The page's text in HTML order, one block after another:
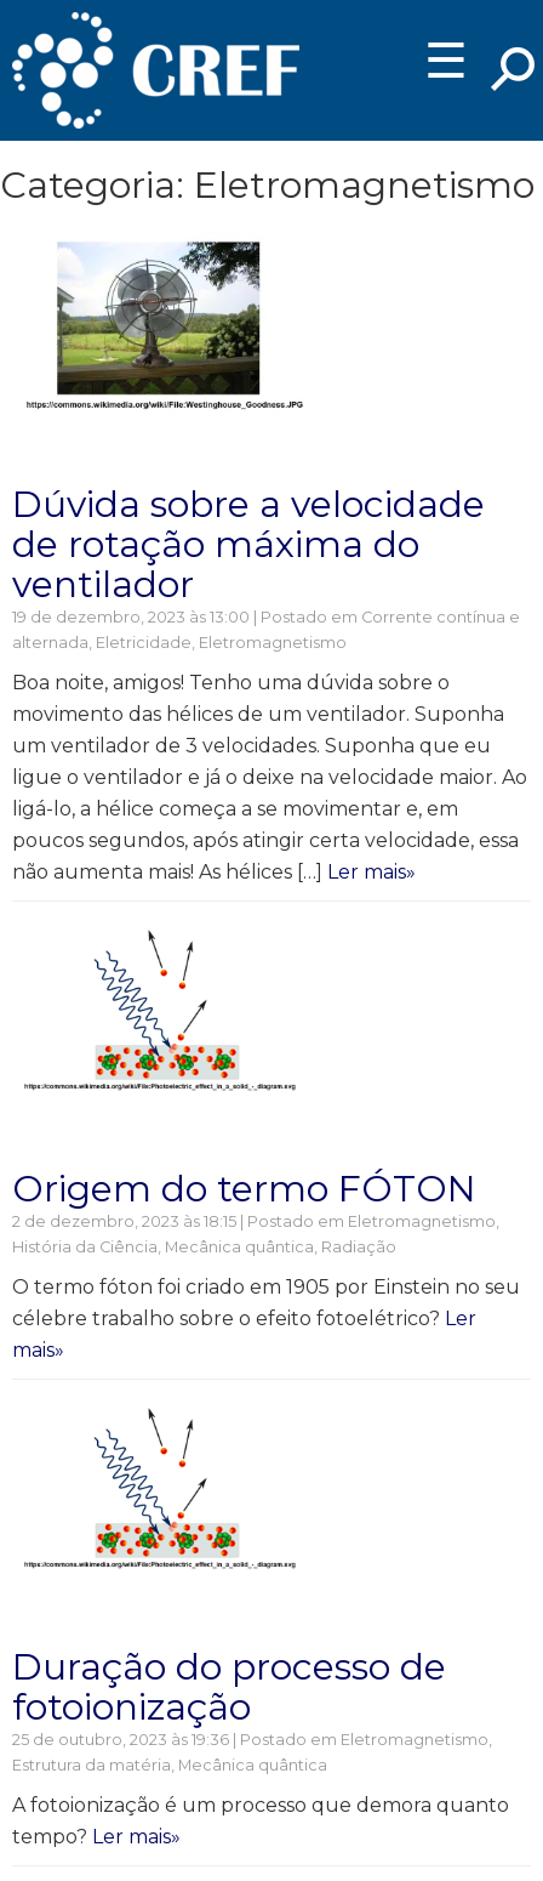
☰
Categoria: Eletromagnetismo
Dúvida sobre a velocidade
de rotação máxima do
ventilador
19 de dezembro, 2023 às 13:00 | Postado em Corrente contínua e
alternada, Eletricidade, Eletromagnetismo
Boa noite, amigos! Tenho uma dúvida sobre o
movimento das hélices de um ventilador. Suponha
um ventilador de 3 velocidades. Suponha que eu
ligue o ventilador e já o deixe na velocidade maior. Ao
ligá-lo, a hélice começa a se movimentar e, em
poucos segundos, após atingir certa velocidade, essa
não aumenta mais! As hélices […] Ler mais»
Origem do termo FÓTON
2 de dezembro, 2023 às 18:15 | Postado em Eletromagnetismo,
História da Ciência, Mecânica quântica, Radiação
O termo fóton foi criado em 1905 por Einstein no seu
célebre trabalho sobre o efeito fotoelétrico? Ler
mais»
Duração do processo de
fotoionização
25 de outubro, 2023 às 19:36 | Postado em Eletromagnetismo,
Estrutura da matéria, Mecânica quântica
A fotoionização é um processo que demora quanto
tempo? Ler mais»